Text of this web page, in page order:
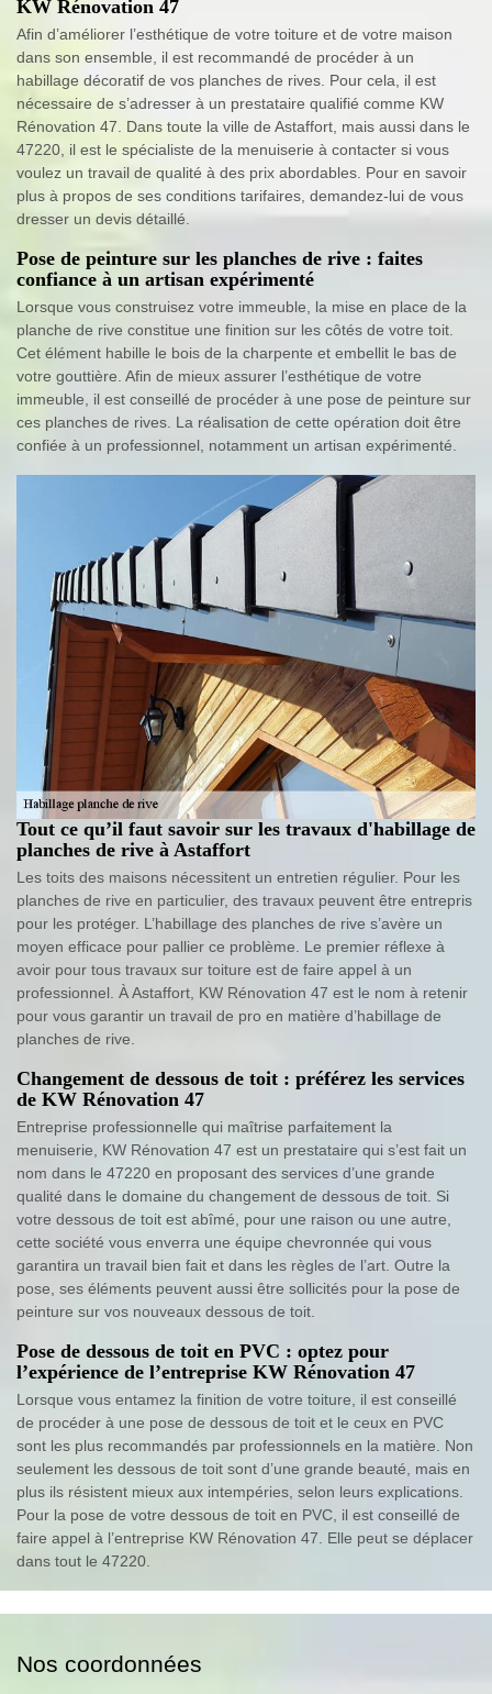
KW Rénovation 47
Afin d’améliorer l’esthétique de votre toiture et de votre maison
dans son ensemble, il est recommandé de procéder à un
habillage décoratif de vos planches de rives. Pour cela, il est
nécessaire de s’adresser à un prestataire qualifié comme KW
Rénovation 47. Dans toute la ville de Astaffort, mais aussi dans le
47220, il est le spécialiste de la menuiserie à contacter si vous
voulez un travail de qualité à des prix abordables. Pour en savoir
plus à propos de ses conditions tarifaires, demandez-lui de vous
dresser un devis détaillé.
Pose de peinture sur les planches de rive : faites
confiance à un artisan expérimenté
Lorsque vous construisez votre immeuble, la mise en place de la
planche de rive constitue une finition sur les côtés de votre toit.
Cet élément habille le bois de la charpente et embellit le bas de
votre gouttière. Afin de mieux assurer l’esthétique de votre
immeuble, il est conseillé de procéder à une pose de peinture sur
ces planches de rives. La réalisation de cette opération doit être
confiée à un professionnel, notamment un artisan expérimenté.
Tout ce qu’il faut savoir sur les travaux d'habillage de
planches de rive à Astaffort
Les toits des maisons nécessitent un entretien régulier. Pour les
planches de rive en particulier, des travaux peuvent être entrepris
pour les protéger. L’habillage des planches de rive s’avère un
moyen efficace pour pallier ce problème. Le premier réflexe à
avoir pour tous travaux sur toiture est de faire appel à un
professionnel. À Astaffort, KW Rénovation 47 est le nom à retenir
pour vous garantir un travail de pro en matière d’habillage de
planches de rive.
Changement de dessous de toit : préférez les services
de KW Rénovation 47
Entreprise professionnelle qui maîtrise parfaitement la
menuiserie, KW Rénovation 47 est un prestataire qui s’est fait un
nom dans le 47220 en proposant des services d’une grande
qualité dans le domaine du changement de dessous de toit. Si
votre dessous de toit est abîmé, pour une raison ou une autre,
cette société vous enverra une équipe chevronnée qui vous
garantira un travail bien fait et dans les règles de l’art. Outre la
pose, ses éléments peuvent aussi être sollicités pour la pose de
peinture sur vos nouveaux dessous de toit.
Pose de dessous de toit en PVC : optez pour
l’expérience de l’entreprise KW Rénovation 47
Lorsque vous entamez la finition de votre toiture, il est conseillé
de procéder à une pose de dessous de toit et le ceux en PVC
sont les plus recommandés par professionnels en la matière. Non
seulement les dessous de toit sont d’une grande beauté, mais en
plus ils résistent mieux aux intempéries, selon leurs explications.
Pour la pose de votre dessous de toit en PVC, il est conseillé de
faire appel à l’entreprise KW Rénovation 47. Elle peut se déplacer
dans tout le 47220.
Nos coordonnées